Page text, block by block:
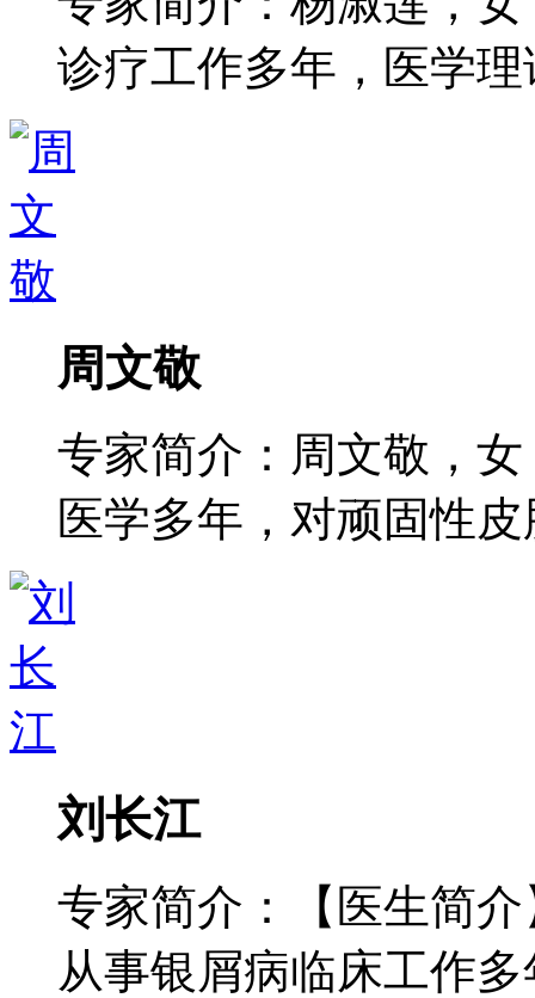
诊疗工作多年，医学理
周文敬
专家简介：周文敬，
医学多年，对顽固性皮
刘长江
专家简介：【医生简
从事银屑病临床工作多